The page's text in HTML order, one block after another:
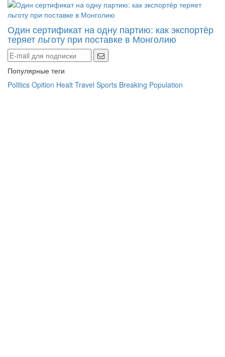
Один сертификат на одну партию: как экспортёр
теряет льготу при поставке в Монголию
Популярные теги
Politics Opition Healt Travel Sports Breaking Population